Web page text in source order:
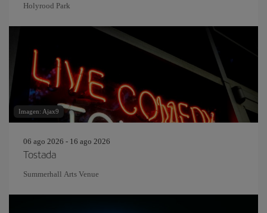
Holyrood Park
Imagen: Ajax9
06 ago 2026 - 16 ago 2026
Tostada
Summerhall Arts Venue